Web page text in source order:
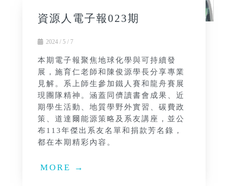
資源人電子報023期
2024 / 5 / 7
本期電子報聚焦地球化學與可持續發
展，施育仁老師和陳俊源學長分享專業
見解。系上師生參加鐵人賽和龍舟賽展
現團隊精神。涵蓋同儕讀書會成果、近
期學生活動、地質學野外實習、碳費政
策、道達爾能源策略及系友講座，並公
布113年傑出系友名單和捐款芳名錄，
都在本期精彩內容。
MORE →